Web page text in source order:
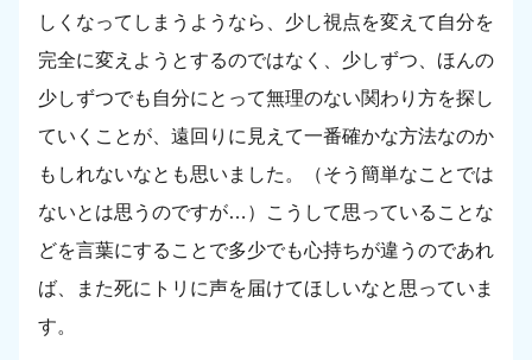
しくなってしまうようなら、少し視点を変えて自分を
完全に変えようとするのではなく、少しずつ、ほんの
少しずつでも自分にとって無理のない関わり方を探し
ていくことが、遠回りに見えて一番確かな方法なのか
もしれないなとも思いました。（そう簡単なことでは
ないとは思うのですが…）こうして思っていることな
どを言葉にすることで多少でも心持ちが違うのであれ
ば、また死にトリに声を届けてほしいなと思っていま
す。